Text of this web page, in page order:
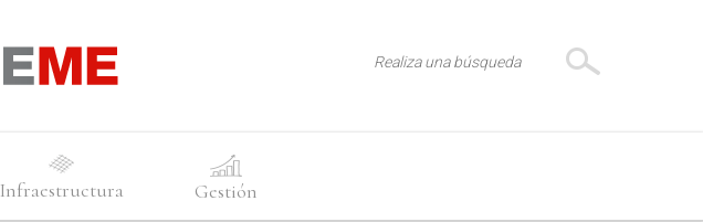
Infraestructura Gestión